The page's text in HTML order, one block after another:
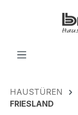
HAUSTÜREN
FRIESLAND